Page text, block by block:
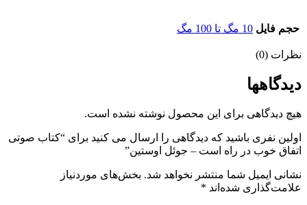
حجم فایل 10 مگ تا 100 مگ
نظرات (0)
دیدگاهها
هیچ دیدگاهی برای این محصول نوشته نشده است.
اولین نفری باشید که دیدگاهی را ارسال می کنید برای “کتاب صوتی
اتفاق خوب در راه است – جوئل اوستین”
نشانی ایمیل شما منتشر نخواهد شد. بخش‌های موردنیاز
علامت‌گذاری شده‌اند *